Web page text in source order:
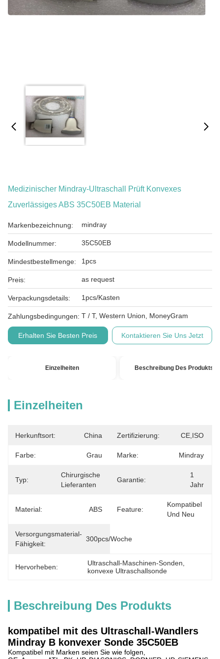
Medizinischer Mindray-Ultraschall Prüft Konvexes
Zuverlässiges ABS 35C50EB Material
Markenbezeichnung: mindray
Modellnummer: 35C50EB
Mindestbestellmenge: 1pcs
Preis: as request
Verpackungsdetails: 1pcs/Kasten
Zahlungsbedingungen: T / T, Western Union, MoneyGram
Erhalten Sie Besten Preis Kontaktieren Sie Uns Jetzt
Einzelheiten Beschreibung Des Produkts
Einzelheiten
Herkunftsort: China Zertifizierung: CE,ISO
Farbe: Grau Marke: Mindray
Typ:
Chirurgische
Lieferanten
Garantie:
1
Jahr
Material: ABS Feature:
Kompatibel
Und Neu
Versorgungsmaterial-
Fähigkeit:
300pcs/Woche
Hervorheben: Ultraschall-Maschinen-Sonden
konvexe Ultraschallsonde
Beschreibung Des Produkts
kompatibel mit des Ultraschall-Wandlers
Mindray B konvexer Sonde 35C50EB
Kompatibel mit Marken seien Sie wie folgen,